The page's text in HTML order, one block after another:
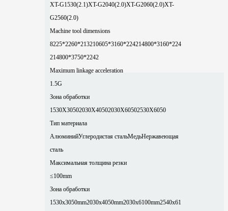
XT-G1530(2.1)XT-G2040(2.0)XT-G2060(2.0)XT-
G2560(2.0)
Machine tool dimensions
8225*2260*213210605*3160*224214800*3160*224
214800*3750*2242
Maximum linkage acceleration
1.5G
Зона обработки
1530X30502030X40502030X60502530X6050
Тип материала
АлюминийУглеродистая стальМедьНержавеющая
сталь
Максимальная толщина резки
≤100mm
Зона обработки
1530x3050mm2030x4050mm2030x6100mm2540x61